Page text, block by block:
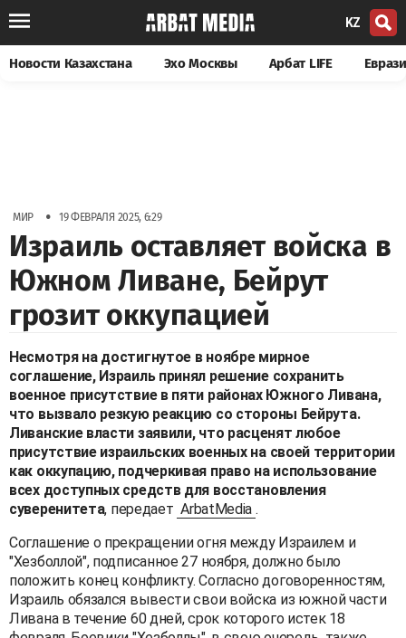
KZ
Новости Казахстана Эхо Москвы Арбат LIFE
МИР • 19 ФЕВРАЛЯ 2025, 6:29
Израиль оставляет войска в
Южном Ливане, Бейрут
грозит оккупацией
Несмотря на достигнутое в ноябре мирное
соглашение, Израиль принял решение сохранить
военное присутствие в пяти районах Южного Ливана,
что вызвало резкую реакцию со стороны Бейрута.
Ливанские власти заявили, что расценят любое
присутствие израильских военных на своей территории
как оккупацию, подчеркивая право на использование
всех доступных средств для восстановления
суверенитета, передает ArbatMedia .
Соглашение о прекращении огня между Израилем и
"Хезболлой", подписанное 27 ноября, должно было
положить конец конфликту. Согласно договоренностям,
Израиль обязался вывести свои войска из южной части
Ливана в течение 60 дней, срок которого истек 18